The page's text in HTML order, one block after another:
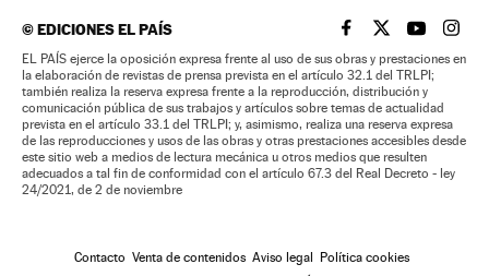
©EDICIONES EL PAÍS EL PAÍS BRASIL EN
EL PAÍSEL PAÍS
EL
EL PAÍS ejerce la oposición expresa frente al uso de sus obras y prestaciones en
la elaboración de revistas de prensa prevista en el artículo 32.1 del TRLPI;
también realiza la reserva expresa frente a la reproducción, distribución y
comunicación pública de sus trabajos y artículos sobre temas de actualidad
prevista en el artículo 33.1 del TRLPI; y, asimismo, realiza una reserva expresa
de las reproducciones y usos de las obras y otras prestaciones accesibles desde
este sitio web a medios de lectura mecánica u otros medios que resulten
adecuados a tal fin de conformidad con el artículo 67.3 del Real Decreto - ley
24/2021, de 2 de noviembre
Contacto Venta de contenidos Aviso legal
Política cookies